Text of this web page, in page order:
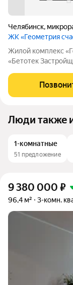
Челябинск,
ЖК «Геометрия
Жилой комплекс «Геометрия
«Бетотек
этажный дом
«Бетотек». В доме
Люди также
1-комнатные
51 предложение
9 380 000 ₽
96,4 м² 3-комн.